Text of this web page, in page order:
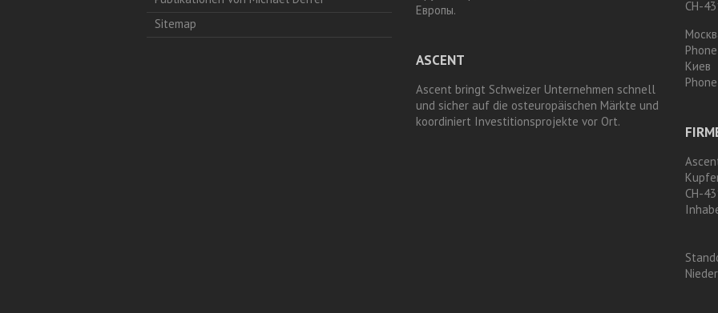
Sitemap
Европы.
ASCENT
Ascent bringt Schweizer Unternehmen schnell
und sicher auf die osteuropäischen Märkte und
koordiniert Investitionsprojekte vor Ort.
CH-
Киев
CH-